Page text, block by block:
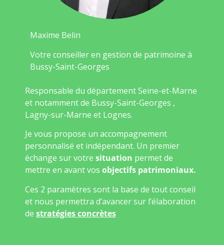
Maxime Belin
Votre conseiller en gestion de patrimoine à
Bussy-Saint-Georges
Responsable du département Seine-et-Marne
et notamment de Bussy-Saint-Georges ,
Lagny-sur-Marne et Lognes.
Je vous propose un accompagnement
personnalisé et indépendant. Un premier
échange sur votre situation permet de
mettre en avant vos objectifs patrimoniaux.
Ces 2 paramètres sont la base de tout conseil
et nous permettra d’avancer sur l’élaboration
de stratégies concrètes